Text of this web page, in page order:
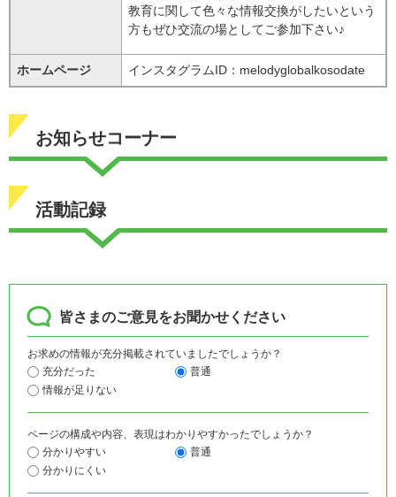
教育に関して色々な情報交換がしたいという
方もぜひ交流の場としてご参加下さい♪
ホームページ インスタグラムID：melodyglobalkosodate
お知らせコーナー
活動記録
皆さまのご意見をお聞かせください
お求めの情報が充分掲載されていましたでしょうか？
充分だった
普通
情報が足りない
ページの構成や内容、表現はわかりやすかったでしょうか？
分かりやすい
普通
分かりにくい